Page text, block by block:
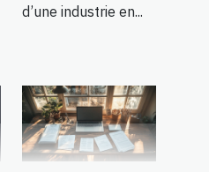
d’une industrie en...